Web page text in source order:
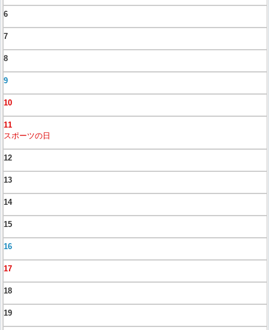
6
7
8
9
10
11
スポーツの日
12
13
14
15
16
17
18
19